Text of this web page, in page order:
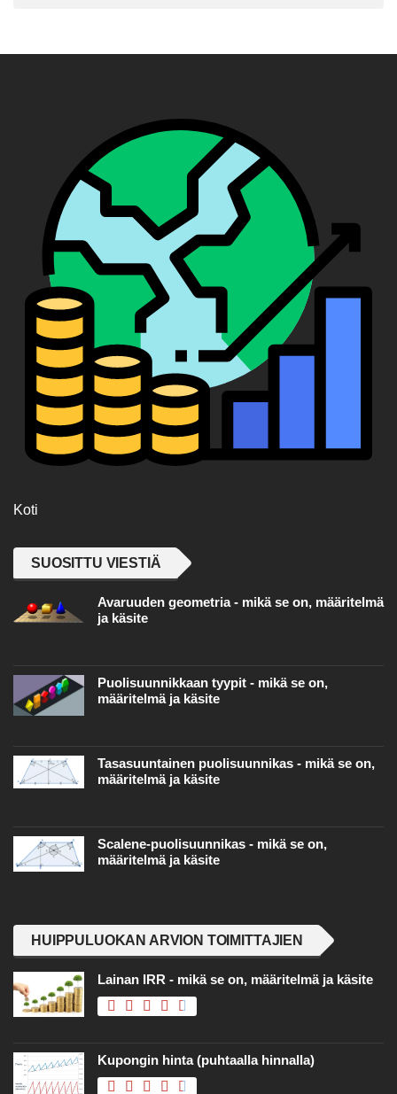
Koti
SUOSITTU VIESTIÄ
Avaruuden geometria - mikä se on, määritelmä
ja käsite
Puolisuunnikkaan tyypit - mikä se on,
määritelmä ja käsite
Tasasuuntainen puolisuunnikas - mikä se on,
määritelmä ja käsite
Scalene-puolisuunnikas - mikä se on,
määritelmä ja käsite
HUIPPULUOKAN ARVION TOIMITTAJIEN
Lainan IRR - mikä se on, määritelmä ja käsite
Kupongin hinta (puhtaalla hinnalla)